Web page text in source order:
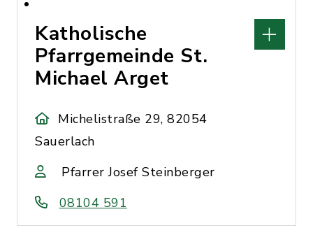
Katholische
Pfarrgemeinde St.
Michael Arget
Michelistraße 29, 82054
Sauerlach
Pfarrer Josef Steinberger
08104 591